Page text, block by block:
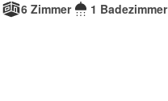
6 Zimmer
1 Badezimmer